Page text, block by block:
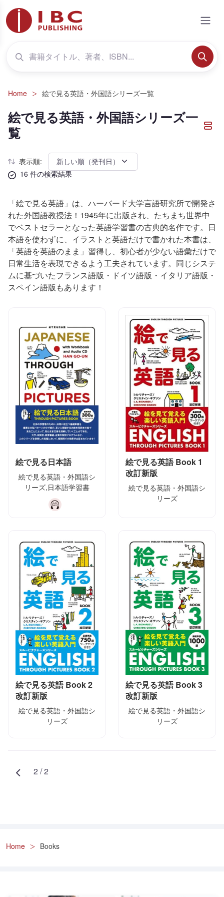
Home 絵で見る英語・外国語シリーズ一覧
絵で見る英語・外国語シリーズ一
覧
表示順:
16 件の検索結果
「絵で見る英語」は、ハーバード大学言語研究所で開発さ
れた外国語教授法！1945年に出版され、たちまち世界中
でベストセラーとなった英語学習書の古典的名作です。日
本語を使わずに、イラストと英語だけで書かれた本書は、
「英語を英語のまま」習得し、初心者が少ない語彙だけで
日常生活を表現できるよう工夫されています。同じシステ
ムに基づいたフランス語版・ドイツ語版・イタリア語版・
スペイン語版もあります！
絵で見る日本語
絵で見る英語・外国語シ
リーズ,日本語学習書
絵で見る英語 Book 1
改訂新版
絵で見る英語・外国語シ
リーズ
絵で見る英語 Book 2
改訂新版
絵で見る英語・外国語シ
リーズ
絵で見る英語 Book 3
改訂新版
絵で見る英語・外国語シ
リーズ
2 / 2
Home Books